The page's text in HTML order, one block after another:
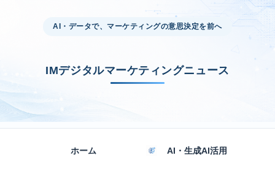
AI・データで、マーケティングの意思決定を前へ
IMデジタルマーケティングニュース
ホーム AI・生成AI活用